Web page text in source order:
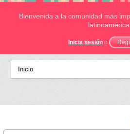
Bienvenida a la comunidad más
latinoamérica
Inicia sesión o